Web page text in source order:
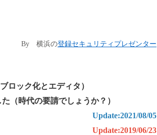
By 横浜の登録セキュリティプレゼンター
ロック化とエディタ）
（時代の要請でしょうか？）
Update:2021/08/05
Update:2019/06/23